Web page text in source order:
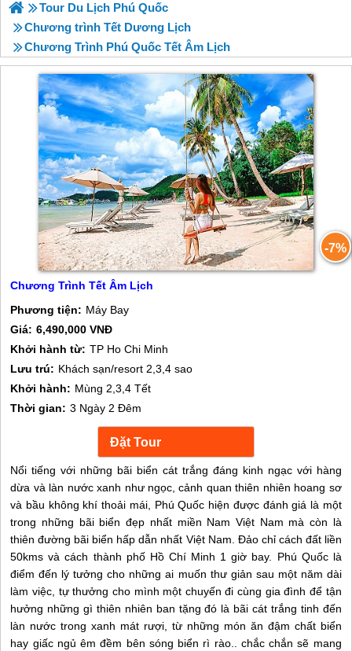
Tour Du Lịch Phú Quốc
Chương trình Tết Dương Lịch
Chương Trình Phú Quốc Tết Âm Lịch
-7%
Chương Trình Tết Âm Lịch
Phương tiện: Máy Bay
Giá: 6,490,000 VNĐ
Khởi hành từ: TP Ho Chi Minh
Lưu trú: Khách sạn/resort 2,3,4 sao
Khởi hành: Mùng 2,3,4 Tết
Thời gian: 3 Ngày 2 Đêm
Nổi tiếng với những bãi biển cát trắng đáng kinh ngạc với hàng
dừa và làn nước xanh như ngọc, cảnh quan thiên nhiên hoang sơ
và bầu không khí thoải mái, Phú Quốc hiện được đánh giá là một
trong những bãi biển đẹp nhất miền Nam Việt Nam mà còn là
thiên đường bãi biển hấp dẫn nhất Việt Nam. Đảo chỉ cách đất liền
50kms và cách thành phố Hồ Chí Minh 1 giờ bay. Phú Quốc là
điểm đến lý tưởng cho những ai muốn thư giản sau một năm dài
làm việc, tự thưởng cho mình một chuyến đi cùng gia đình để tận
hưởng những gì thiên nhiên ban tặng đó là bãi cát trắng tinh đến
làn nước trong xanh mát rượi, từ những món ăn đậm chất biển
hay giấc ngủ êm đềm bên sóng biển rì rào.. chắc chắn sẽ mang